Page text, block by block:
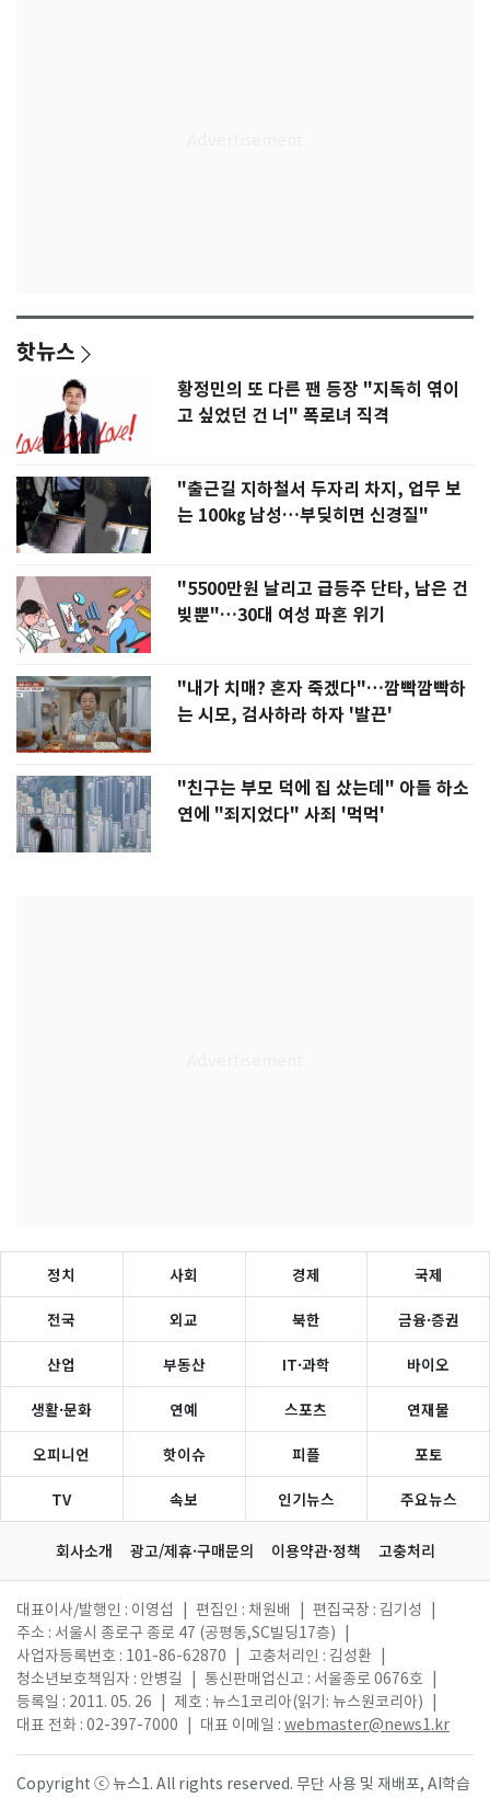
핫뉴스
황정민의 또 다른 팬 등장 "지독히 엮이
고 싶었던 건 너" 폭로녀 직격
"출근길 지하철서 두자리 차지, 업무 보
는 100㎏ 남성…부딪히면 신경질"
"5500만원 날리고 급등주 단타, 남은 건
빚뿐"…30대 여성 파혼 위기
"내가 치매? 혼자 죽겠다"…깜빡깜빡하
는 시모, 검사하라 하자 '발끈'
"친구는 부모 덕에 집 샀는데" 아들 하소
연에 "죄지었다" 사죄 '먹먹'
정치 사회 경제 국제
전국 외교 북한 금융·증권
산업 부동산 IT·과학 바이오
생활·문화 연예 스포츠 연재물
오피니언 핫이슈 피플 포토
TV 속보 인기뉴스 주요뉴스
회사소개 광고/제휴·구매문의 이용약관·정책 고충처리
대표이사/발행인 : 이영섭 편집인 : 채원배 편집국장 : 김기성
주소 : 서울시 종로구 종로 47 (공평동,SC빌딩17층)
사업자등록번호 : 101-86-62870
고충처리인 : 김성환
청소년보호책임자 : 안병길
통신판매업신고 : 서울종로 0676호
등록일 : 2011. 05. 26
제호 : 뉴스1코리아(읽기: 뉴스원코리아)
대표 전화 : 02-397-7000
대표 이메일 : webmaster@news1.kr
Copyright ⓒ 뉴스1. All rights reserved. 무단 사용 및 재배포, AI학습